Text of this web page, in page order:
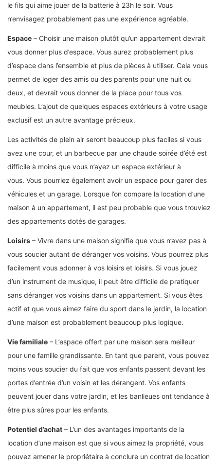
le fils qui aime jouer de la batterie à 23h le soir. Vous
n’envisagez probablement pas une expérience agréable.
Espace – Choisir une maison plutôt qu’un appartement devrait
vous donner plus d’espace. Vous aurez probablement plus
d’espace dans l’ensemble et plus de pièces à utiliser. Cela vous
permet de loger des amis ou des parents pour une nuit ou
deux, et devrait vous donner de la place pour tous vos
meubles. L’ajout de quelques espaces extérieurs à votre usage
exclusif est un autre avantage précieux.
Les activités de plein air seront beaucoup plus faciles si vous
avez une cour, et un barbecue par une chaude soirée d’été est
difficile à moins que vous n’ayez un espace extérieur à
vous. Vous pourriez également avoir un espace pour garer des
véhicules et un garage. Lorsque l’on compare la location d’une
maison à un appartement, il est peu probable que vous trouviez
des appartements dotés de garages.
Loisirs – Vivre dans une maison signifie que vous n’avez pas à
vous soucier autant de déranger vos voisins. Vous pourrez plus
facilement vous adonner à vos loisirs et loisirs. Si vous jouez
d’un instrument de musique, il peut être difficile de pratiquer
sans déranger vos voisins dans un appartement. Si vous êtes
actif et que vous aimez faire du sport dans le jardin, la location
d’une maison est probablement beaucoup plus logique.
Vie familiale – L’espace offert par une maison sera meilleur
pour une famille grandissante. En tant que parent, vous pouvez
moins vous soucier du fait que vos enfants passent devant les
portes d’entrée d’un voisin et les dérangent. Vos enfants
peuvent jouer dans votre jardin, et les banlieues ont tendance à
être plus sûres pour les enfants.
Potentiel d’achat – L’un des avantages importants de la
location d’une maison est que si vous aimez la propriété, vous
pouvez amener le propriétaire à conclure un contrat de location